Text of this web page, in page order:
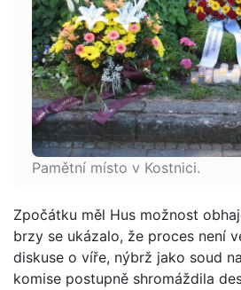
Pamětní místo v Kostnici.
Zpočátku měl Hus možnost
brzy se ukázalo, že proces není
diskuse o víře, nýbrž jako soud
komise postupně shromáždila